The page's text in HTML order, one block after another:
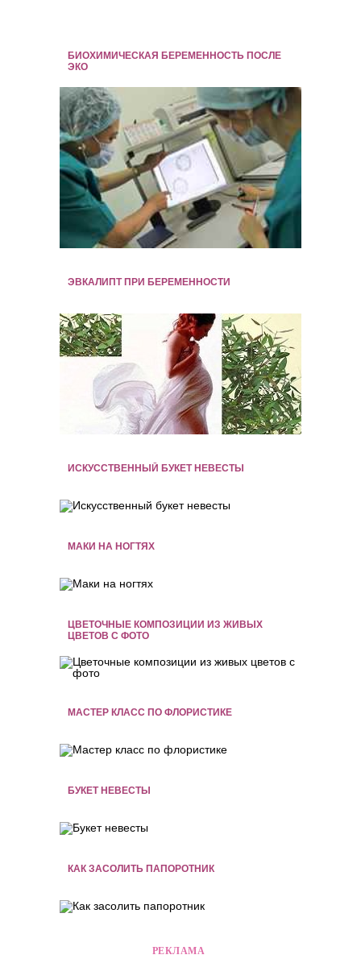
БИОХИМИЧЕСКАЯ БЕРЕМЕННОСТЬ ПОСЛЕ
ЭКО
ЭВКАЛИПТ ПРИ БЕРЕМЕННОСТИ
ИСКУССТВЕННЫЙ БУКЕТ НЕВЕСТЫ
МАКИ НА НОГТЯХ
ЦВЕТОЧНЫЕ КОМПОЗИЦИИ ИЗ ЖИВЫХ
ЦВЕТОВ С ФОТО
МАСТЕР КЛАСС ПО ФЛОРИСТИКЕ
БУКЕТ НЕВЕСТЫ
КАК ЗАСОЛИТЬ ПАПОРОТНИК
РЕКЛАМА